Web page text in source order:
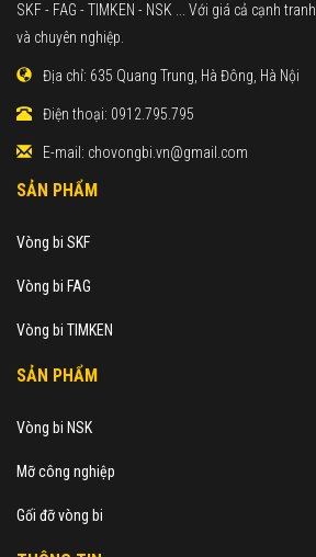
SKF - FAG - TIMKEN - NSK ... Với giá cả cạnh tranh
và chuyên nghiệp.
Địa chỉ: 635 Quang Trung, Hà Đông, Hà Nội
Điện thoại: 0912.795.795
E-mail: chovongbi.vn@gmail.com
SẢN PHẨM
Vòng bi SKF
Vòng bi FAG
Vòng bi TIMKEN
SẢN PHẨM
Vòng bi NSK
Mỡ công nghiệp
Gối đỡ vòng bi